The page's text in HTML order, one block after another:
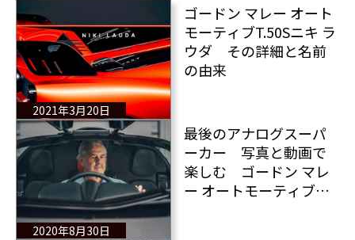
2021年3月20日
ゴードン マレー オート
モーティブT.50Sニキ ラ
ウダ その詳細と名前
の由来
2020年8月30日
最後のアナログスーパ
ーカー 写真と動画で
楽しむ ゴードン マレ
ー オートモーティブ